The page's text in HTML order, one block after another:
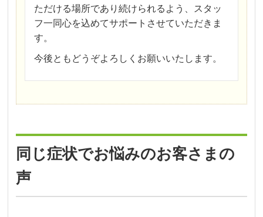
ただける場所であり続けられるよう、スタッ
フ一同心を込めてサポートさせていただきま
す。
今後ともどうぞよろしくお願いいたします。
同じ症状でお悩みのお客さまの
声